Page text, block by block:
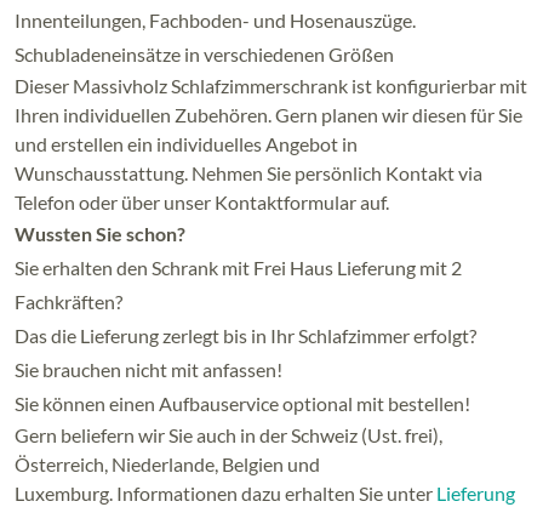
Innenteilungen, Fachboden- und Hosenauszüge.
Schubladeneinsätze in verschiedenen Größen
Dieser Massivholz Schlafzimmerschrank ist konfigurierbar mit
Ihren individuellen Zubehören. Gern planen wir diesen für Sie
und erstellen ein individuelles Angebot in
Wunschausstattung. Nehmen Sie persönlich Kontakt via
Telefon oder über unser Kontaktformular auf.
Wussten Sie schon?
Sie erhalten den Schrank mit Frei Haus Lieferung mit 2
Fachkräften?
Das die Lieferung zerlegt bis in Ihr Schlafzimmer erfolgt?
Sie brauchen nicht mit anfassen!
Sie können einen Aufbauservice optional mit bestellen!
Gern beliefern wir Sie auch in der Schweiz (Ust. frei),
Österreich, Niederlande, Belgien und
Luxemburg. Informationen dazu erhalten Sie unter Lieferung